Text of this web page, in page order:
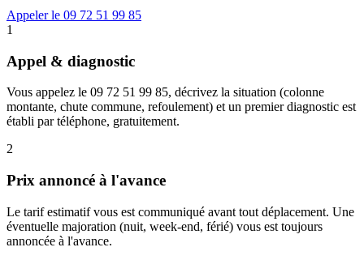
Appeler le 09 72 51 99 85
1
Appel & diagnostic
Vous appelez le 09 72 51 99 85, décrivez la situation (colonne
montante, chute commune, refoulement) et un premier diagnostic est
établi par téléphone, gratuitement.
2
Prix annoncé à l'avance
Le tarif estimatif vous est communiqué avant tout déplacement. Une
éventuelle majoration (nuit, week-end, férié) vous est toujours
annoncée à l'avance.